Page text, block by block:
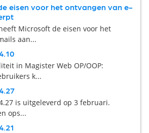
eisen voor het ontvangen van e-
Microsoft de eisen voor het
aan...
in Magister Web OP/OOP:
k...
is uitgeleverd op 3 februari.
ops...